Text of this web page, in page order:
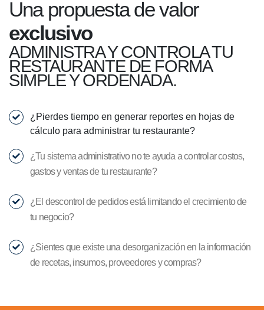
Una propuesta de valor
exclusivo
ADMINISTRA Y CONTROLA TU
RESTAURANTE DE FORMA
SIMPLE Y ORDENADA.
¿Pierdes tiempo en generar reportes en hojas de
cálculo para administrar tu restaurante?
¿Tu sistema administrativo no te ayuda a controlar costos,
gastos y ventas de tu restaurante?
¿El descontrol de pedidos está limitando el crecimiento de
tu negocio?
¿Sientes que existe una desorganización en la información
de recetas, insumos, proveedores y compras?